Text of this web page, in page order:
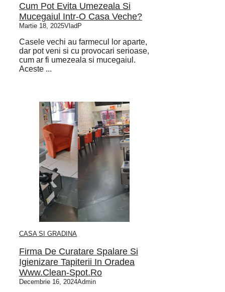
Cum Pot Evita Umezeala Si
Mucegaiul Intr-O Casa Veche?
Martie 18, 2025VladP
Casele vechi au farmecul lor aparte,
dar pot veni si cu provocari serioase,
cum ar fi umezeala si mucegaiul.
Aceste ...
CASA SI GRADINA
Firma De Curatare Spalare Si
Igienizare Tapiterii In Oradea
Www.Clean-Spot.Ro
Decembrie 16, 2024Admin